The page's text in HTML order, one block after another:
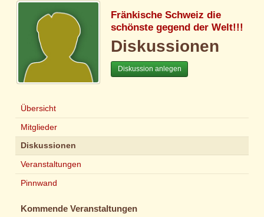
Fränkische Schweiz die
schönste gegend der Welt!!!
Diskussionen
Diskussion anlegen
Übersicht
Mitglieder
Diskussionen
Veranstaltungen
Pinnwand
Kommende Veranstaltungen